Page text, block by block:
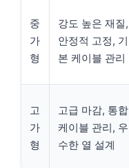
중
가
형
강도 높은 재질,
안정적 고정, 기
본 케이블 관리
고
가
형
고급 마감, 통합
케이블 관리, 우
수한 열 설계